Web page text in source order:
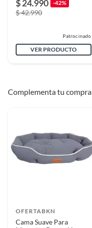
$ 24.990 -42%
$ 42.990
Patrocinado
VER PRODUCTO
Complementa tu compra
OFERTABKN
Cama Suave Para